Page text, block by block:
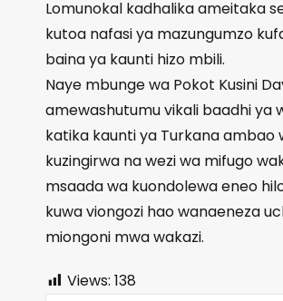
Lomunokal kadhalika ameitaka
kutoa nafasi ya mazungumzo
baina ya kaunti hizo mbili.
Naye mbunge wa Pokot Kusini
amewashutumu vikali baadhi ya
katika kaunti ya Turkana ambao
kuzingirwa na wezi wa mifugo
msaada wa kuondolewa eneo
kuwa viongozi hao wanaeneza
miongoni mwa wakazi.
Views: 138